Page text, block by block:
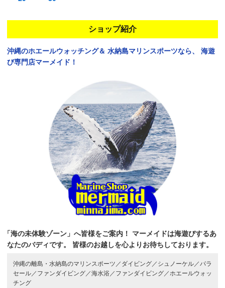
ショップ紹介
沖縄のホエールウォッチング＆ 水納島マリンスポーツなら、
海遊
び専門店マーメイド！
「海の未体験ゾーン」へ皆様をご案内！
マーメイドは海遊びするあ
なたのバディです。
皆様のお越しを心よりお待ちしております。
沖縄の離島・水納島のマリンスポーツ／ ダイビング／ シュノーケル／ パラ
セール／ ファンダイビング／海水浴／ ファンダイビング／ ホエールウォッ
チング